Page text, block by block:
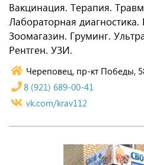
Вакцинация. Терапия.
Лабораторная
Зоомагазин. Груминг.
Рентген. УЗИ.
Череповец, пр-кт Победы,
8 (921) 689-00-41
vk.com/krav112